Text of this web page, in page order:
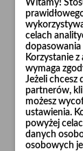
opcjonalne
Wiadomość
Witamy!
celach
Korzystanie
wymaga
Jeżeli chcesz
partnerów,
możesz
ustawienia.
powyżej
danych
osobowych